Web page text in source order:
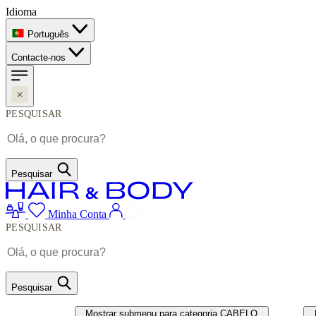
Idioma
Português
Contacte-nos
PESQUISAR
Pesquisar
Minha Conta
PESQUISAR
Pesquisar
Mostrar submenu para categoria CABELO UNHAS